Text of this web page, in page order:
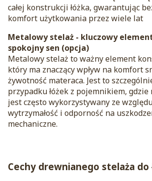
całej konstrukcji łóżka, gwarantując
komfort użytkowania przez wiele lat
Metalowy stelaż - kluczowy
spokojny sen (opcja)
Metalowy stelaż to ważny element
który ma znaczący wpływ na komfort
żywotność materaca. Jest to
przypadku łóżek z pojemnikiem,
jest często wykorzystywany ze
wytrzymałość i odporność na
mechaniczne.
Cechy drewnianego stelaża do